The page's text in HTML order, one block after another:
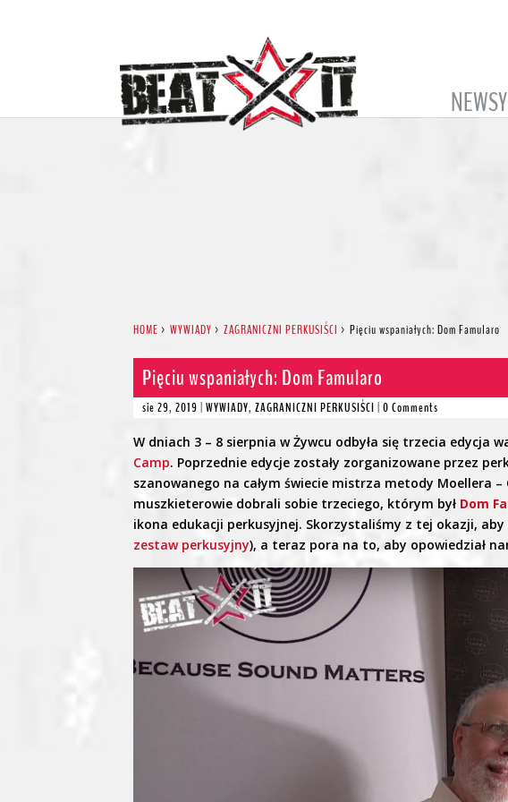
NEWSY
HOME >WYWIADY >ZAGRANICZNI PERKUSIŚCI >Pięciu wspaniałych: Dom Famularo
Pięciu wspaniałych: Dom Famularo
sie 29, 2019 |WYWIADY,ZAGRANICZNI PERKUSIŚCI |0 Comments
W dniach 3 – 8 sierpnia w Żywcu odbyła się trzecia edycja
Camp. Poprzednie edycje zostały zorganizowane przez
szanowanego na całym świecie mistrza metody Moellera –
muszkieterowie dobrali sobie trzeciego, którym był Dom
ikona edukacji perkusyjnej. Skorzystaliśmy z tej okazji,
zestaw perkusyjny), a teraz pora na to, aby opowiedział